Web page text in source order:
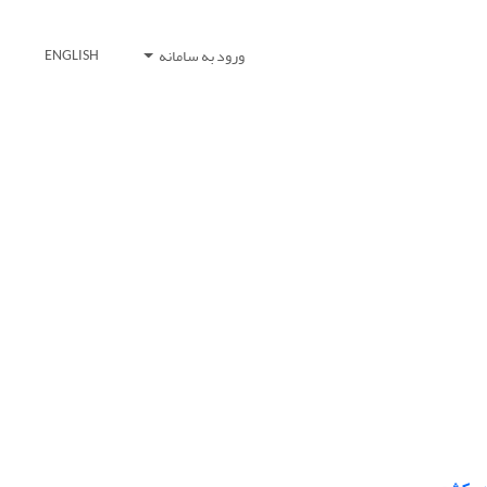
ورود به سامانه ENGLISH